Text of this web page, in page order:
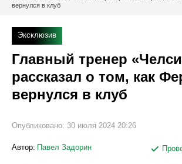
вернулся в клуб
Эксклюзив
Главный тренер
рассказал о том, как
вернулся в клуб
Опубликовано: 30 июля 2024 20:26
Автор: Павел Задорин